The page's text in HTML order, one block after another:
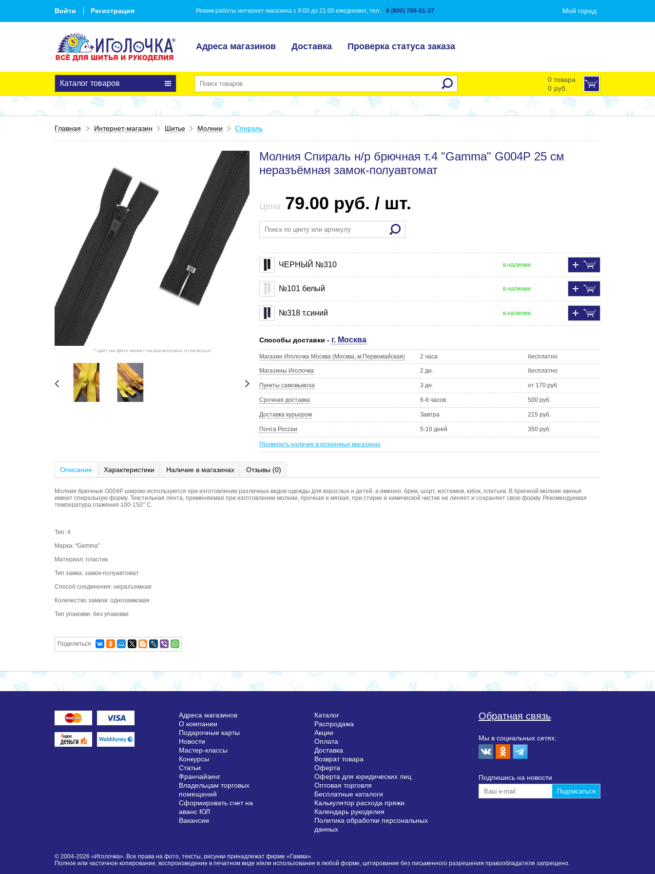
Войти Регистрация Режим работы интернет-магазина с 9:00 до 21:00 ежедневно, тел.: 8 (800) 700-51-37 Мой город:
Адреса магазинов Доставка Проверка статуса заказа
Каталог товаров
0 товара
0 руб.
Главная Интернет-магазин Шитье Молнии Спираль
* цвет на фото может незначительно отличаться
Молния Спираль н/р брючная т.4 "Gamma" G004P 25 см
неразъёмная замок-полуавтомат
Цена 79.00 руб. / шт.
ЧЕРНЫЙ №310 в наличии
№101 белый в наличии
№318 т.синий в наличии
Способы доставки - г. Москва
Магазин Иголочка Москва (Москва, м.Первомайская) 2 часа бесплатно
Магазины Иголочка 2 дн. бесплатно
Пункты самовывоза 3 дн. от 170 руб.
Срочная доставка 6-8 часов 500 руб.
Доставка курьером Завтра 215 руб.
Почта России 5-10 дней 350 руб.
Проверить наличие в розничных магазинах
Описание Характеристики Наличие в магазинах Отзывы (0)
Молнии брючные G004P широко используются при изготовлении различных видов одежды для взрослых и детей, а именно: брюк, шорт, костюмов, юбок, платьев. В брючной молнии звенья
имеют спиральную форму. Текстильная лента, применяемая при изготовлении молнии, прочная и мягкая, при стирке и химической чистке не линяет и сохраняет свою форму. Рекомендуемая
температура глажения 100-150° С.
Тип: 4
Марка: "Gamma"
Материал: пластик
Тип замка: замок-полуавтомат
Способ соединения: неразъемная
Количество замков: однозамковая
Тип упаковки: без упаковки
Поделиться
Адреса магазинов
О компании
Подарочные карты
Новости
Мастер-классы
Конкурсы
Статьи
Франчайзинг
Владельцам торговых
помещений
Сформировать счет на
аванс ЮЛ
Вакансии
Каталог
Распродажа
Акции
Оплата
Доставка
Возврат товара
Оферта
Оферта для юридических лиц
Оптовая торговля
Бесплатные каталоги
Калькулятор расхода пряжи
Календарь рукоделия
Политика обработки персональных
данных
Обратная связь
Мы в социальных сетях:
Подпишиcь на новости
© 2004-2026 «Иголочка». Все права на фото, тексты, рисунки принадлежат фирме «Гамма».
Полное или частичное копирование, воспроизведение в печатном виде и/или использование в любой форме, цитирование без письменного разрешения правообладателя запрещено.